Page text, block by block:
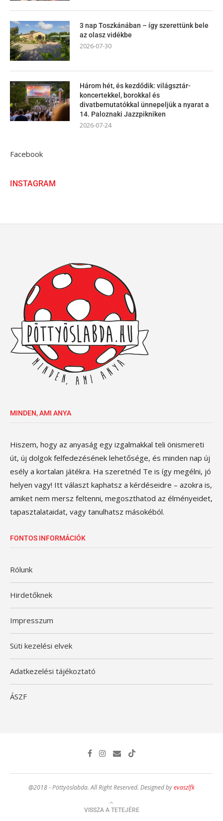
3 nap Toszkánában – így szerettünk bele
az olasz vidékbe
2026-07-30
Három hét, és kezdődik: világsztár-
koncertekkel, borokkal és
divatbemutatókkal ünnepeljük a nyarat a
14. Paloznaki Jazzpikniken
2026-07-24
Facebook
INSTAGRAM
MINDEN, AMI ANYA
Hiszem, hogy az anyaság egy izgalmakkal teli önismereti
út, új dolgok felfedezésének lehetősége, és minden nap új
esély a kortalan játékra. Ha szeretnéd Te is így megélni, jó
helyen vagy! Itt választ kaphatsz a kérdéseidre – azokra is,
amiket nem mersz feltenni, megoszthatod az élményeidet,
tapasztalataidat, vagy tanulhatsz másokéból.
FONTOS INFORMÁCIÓK
Rólunk
Hirdetőknek
Impresszum
Süti kezelési elvek
Adatkezelési tájékoztató
ÁSZF
@2018 - Pöttyöslabda. All Right Reserved. Designed byevaszlfk
VISSZA A TETEJÉRE